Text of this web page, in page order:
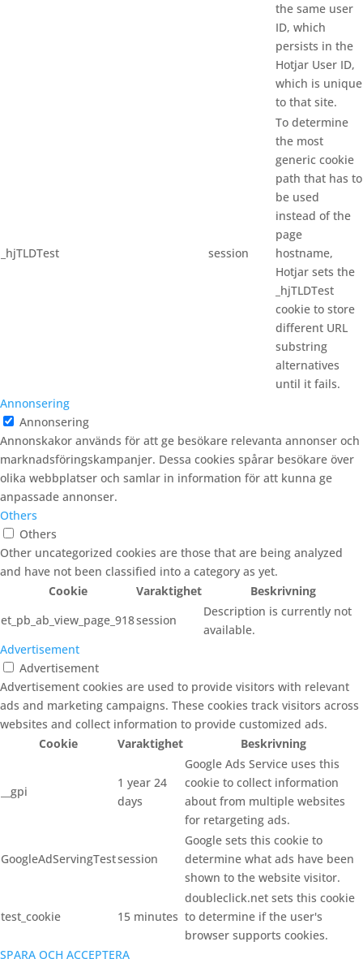
the same user
ID, which
persists in the
Hotjar User ID,
which is unique
to that site.
_hjTLDTest session
To determine
the most
generic cookie
path that has to
be used
instead of the
page
hostname,
Hotjar sets the
_hjTLDTest
cookie to store
different URL
substring
alternatives
until it fails.
Annonsering
Annonsering
Annonskakor används för att ge besökare relevanta annonser och
marknadsföringskampanjer. Dessa cookies spårar besökare över
olika webbplatser och samlar in information för att kunna ge
anpassade annonser.
Others
Others
Other uncategorized cookies are those that are being analyzed
and have not been classified into a category as yet.
Cookie
Varaktighet
Beskrivning
et_pb_ab_view_page_918session
Description is currently not
available.
Advertisement
Advertisement
Advertisement cookies are used to provide visitors with relevant
ads and marketing campaigns. These cookies track visitors across
websites and collect information to provide customized ads.
Cookie
Varaktighet Beskrivning
__gpi
1 year 24
days
Google Ads Service uses this
cookie to collect information
about from multiple websites
for retargeting ads.
GoogleAdServingTestsession
Google sets this cookie to
determine what ads have been
shown to the website visitor.
test_cookie 15 minutes
doubleclick.net sets this cookie
to determine if the user's
browser supports cookies.
SPARA OCH ACCEPTERA